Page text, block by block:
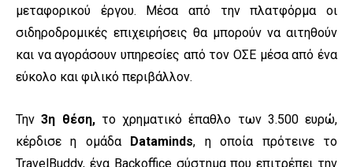
μεταφορικού έργου. Μέσα από την πλατφόρμα οι
σιδηροδρομικές επιχειρήσεις θα μπορούν να αιτηθούν
και να αγοράσουν υπηρεσίες από τον ΟΣΕ μέσα από ένα
εύκολο και φιλικό περιβάλλον.
Την3η θέση,το χρηματικό έπαθλο των 3.500 ευρώ,
κέρδισε η ομάδα
Dataminds, η οποία πρότεινε το
TravelBuddy, ένα Backoffice σύστημα που επιτρέπει την